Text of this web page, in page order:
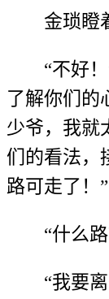
金琐瞪
“不好
了解你们的
少爷，我就
们的看法，
路可走了！”
“什么
“我要